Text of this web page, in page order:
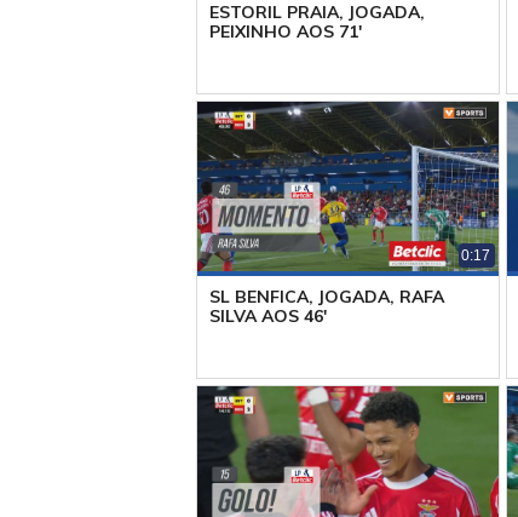
ESTORIL PRAIA, JOGADA,
PEIXINHO AOS 71'
0:17
SL BENFICA, JOGADA, RAFA
SILVA AOS 46'